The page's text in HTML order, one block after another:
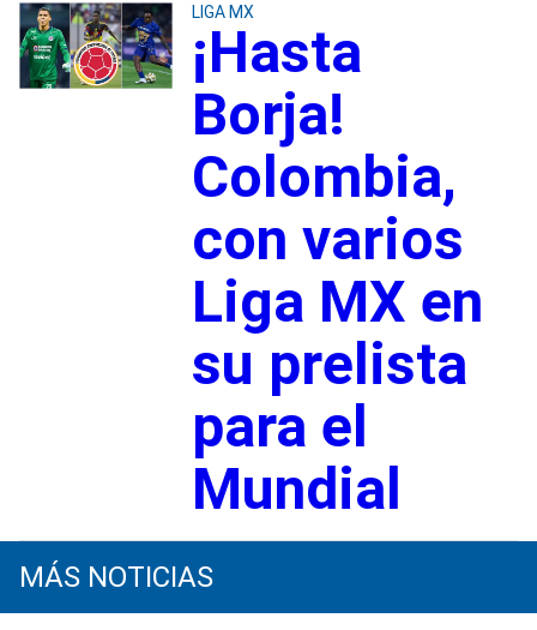
LIGA MX
¡Hasta
Borja!
Colombia,
con varios
Liga MX en
su prelista
para el
Mundial
MÁS NOTICIAS